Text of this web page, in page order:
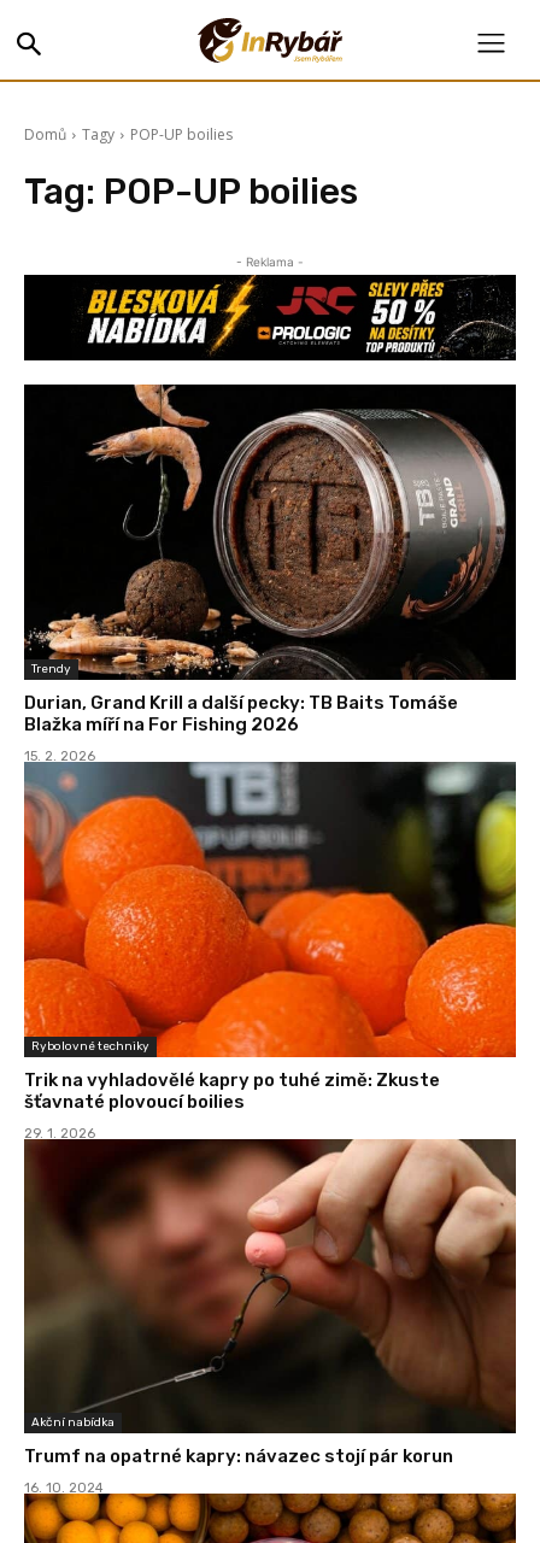
Domů Tagy POP-UP boilies
Tag: POP-UP boilies
- Reklama -
Trendy
Durian, Grand Krill a další pecky: TB Baits Tomáše
Blažka míří na For Fishing 2026
15. 2. 2026
Rybolovné techniky
Trik na vyhladovělé kapry po tuhé zimě: Zkuste
šťavnaté plovoucí boilies
29. 1. 2026
Akční nabídka
Trumf na opatrné kapry: návazec stojí pár korun
16. 10. 2024